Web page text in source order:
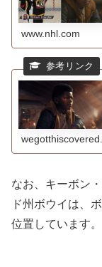
www.nhl.com
なお、キーボン
ド州ボウイは、
位置しています。